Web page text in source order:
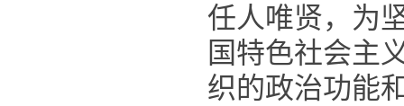
任人唯贤，为
国特色社会主
织的政治功能